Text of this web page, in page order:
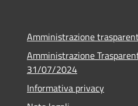
Amministrazione
Amministrazione
31/07/2024
Informativa privacy